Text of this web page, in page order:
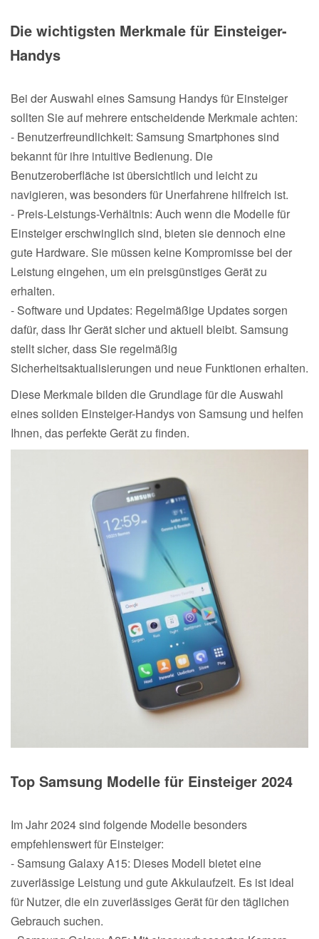
Die wichtigsten Merkmale für Einsteiger-
Handys
Bei der Auswahl eines Samsung Handys für Einsteiger
sollten Sie auf mehrere entscheidende Merkmale achten:
- Benutzerfreundlichkeit: Samsung Smartphones sind
bekannt für ihre intuitive Bedienung. Die
Benutzeroberfläche ist übersichtlich und leicht zu
navigieren, was besonders für Unerfahrene hilfreich ist.
- Preis-Leistungs-Verhältnis: Auch wenn die Modelle für
Einsteiger erschwinglich sind, bieten sie dennoch eine
gute Hardware. Sie müssen keine Kompromisse bei der
Leistung eingehen, um ein preisgünstiges Gerät zu
erhalten.
- Software und Updates: Regelmäßige Updates sorgen
dafür, dass Ihr Gerät sicher und aktuell bleibt. Samsung
stellt sicher, dass Sie regelmäßig
Sicherheitsaktualisierungen und neue Funktionen erhalten.
Diese Merkmale bilden die Grundlage für die Auswahl
eines soliden Einsteiger-Handys von Samsung und helfen
Ihnen, das perfekte Gerät zu finden.
Top Samsung Modelle für Einsteiger 2024
Im Jahr 2024 sind folgende Modelle besonders
empfehlenswert für Einsteiger:
- Samsung Galaxy A15: Dieses Modell bietet eine
zuverlässige Leistung und gute Akkulaufzeit. Es ist ideal
für Nutzer, die ein zuverlässiges Gerät für den täglichen
Gebrauch suchen.